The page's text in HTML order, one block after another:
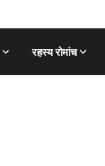
रहस्य रोमांच